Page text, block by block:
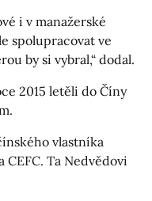
i v manažerské
spolupracovat ve
by si vybral,“ dodal.
2015 letěli do Číny
vlastníka
Ta Nedvědovi